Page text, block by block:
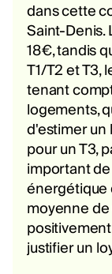
dans cette
Saint-Denis.
18€, tandis
T1/T2 et T3,
tenant
logements,
d'estimer un
pour un T3,
important
énergétique
moyenne
justifier un